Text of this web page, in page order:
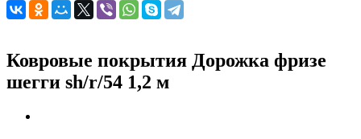
Ковровые покрытия Дорожка фризе
шегги sh/r/54 1,2 м